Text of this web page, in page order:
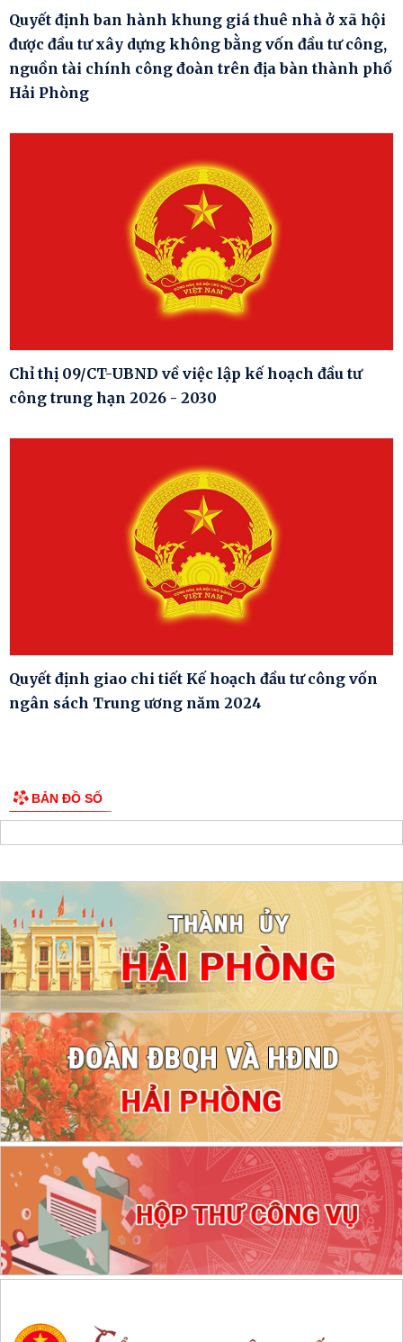
Quyết định ban hành khung giá thuê nhà ở xã hội
được đầu tư xây dựng không bằng vốn đầu tư công,
nguồn tài chính công đoàn trên địa bàn thành phố
Hải Phòng
Chỉ thị 09/CT-UBND về việc lập kế hoạch đầu tư
công trung hạn 2026 - 2030
Quyết định giao chi tiết Kế hoạch đầu tư công vốn
ngân sách Trung ương năm 2024
BẢN ĐỒ SỐ